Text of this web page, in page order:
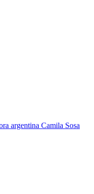
argentina Camila Sosa